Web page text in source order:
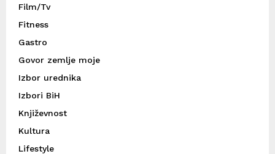
Film/Tv
Fitness
Gastro
Govor zemlje moje
Izbor urednika
Izbori BiH
Književnost
Kultura
Lifestyle